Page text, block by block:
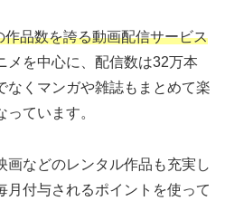
作品数を誇る動画配信サービス
メを中心に、配信数は32万本
なくマンガや雑誌もまとめて楽
ています。
画などのレンタル作品も充実し
月付与されるポイントを使って